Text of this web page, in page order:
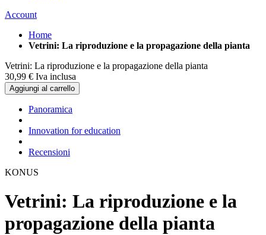
Account
Home
Vetrini: La riproduzione e la propagazione della pianta
Vetrini: La riproduzione e la propagazione della pianta
30,99 € Iva inclusa
Aggiungi al carrello
Panoramica
Innovation for education
Recensioni
KONUS
Vetrini: La riproduzione e la
propagazione della pianta